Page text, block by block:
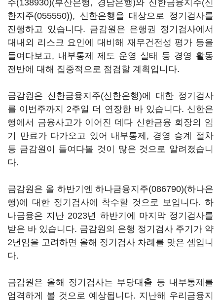
주(138930)(부산은행, 경남은행)와 신한금융지주(신
한지주(055550)), 신한은행을 대상으로 정기검사를
진행하고 있습니다. 금감원은 은행권 정기검사에서
대내외 리스크 요인에 대비해 재무건전성 평가 등을
들여다보고, 내부통제 제도 운영 실태 등 경영 활동
전반에 대해 집중적으로 점검할 계획입니다.
금감원은 신한금융지주(신한은행)에 대한 정기검사
를 이번주까지 2주일 더 연장한 바 있습니다. 신한은
행에서 금융사고가 이어진 데다 신한금융 회장의 임
기 만료가 다가오고 있어 내부통제, 경영 승계 절차
등 금감원이 들여다볼 것이 많은 것으로 알려졌습니
다.
금감원은 올 하반기엔 하나금융지주(086790)(하나은
행)에 대한 정기검사에 착수할 것으로 보입니다. 하
나금융은 지난 2023년 하반기에 마지막 정기검사를
받은 바 있습니다. 금감원의 은행 정기검사 주기가 약
2년임을 고려하면 올해 정기검사 차례를 맞은 셈입니
다.
금감원은 올해 정기검사는 부당대출 등 내부통제를
엄격하게 볼 것으로 예상됩니다. 지난해 우리금융지